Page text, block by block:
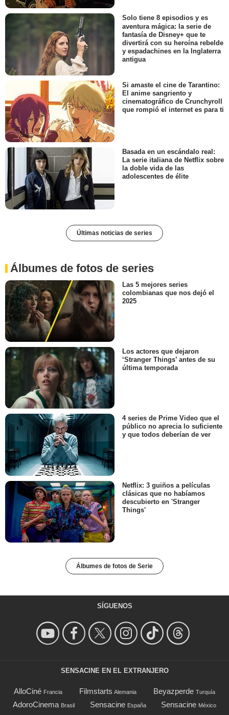
Solo tiene 8 episodios y es
aventura mágica: la serie de
fantasía de Disney+ que te
divertirá con su heroína rebelde
y espadachines en la Inglaterra
antigua
Si amaste el cine de Tarantino:
El anime sangriento y
cinematográfico de Crunchyroll
que rompió el internet es para ti
Basada en un escándalo real:
La serie italiana de Netflix sobre
la doble vida de las
adolescentes de élite
Últimas noticias de series
Álbumes de fotos de series
Las 5 mejores series
colombianas que nos dejó el
2025
Los actores que dejaron
‘Stranger Things’ antes de su
última temporada
4 series de Prime Video que el
público no aprecia lo suficiente
y que todos deberían de ver
Netflix: 3 guiños a películas
clásicas que no habíamos
descubierto en 'Stranger
Things'
Álbumes de fotos de Serie
SÍGUENOS
SENSACINE EN EL EXTRANJERO
AlloCiné Francia Filmstarts Alemania Beyazperde Turquía
AdoroCinema Brasil Sensacine España Sensacine México